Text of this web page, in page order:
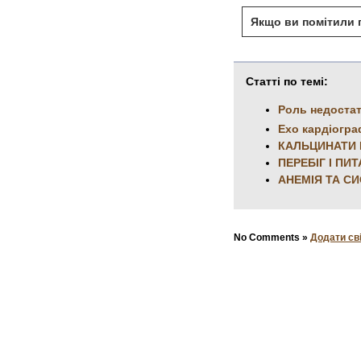
Якщо ви помітили
Статті по темі:
Роль
Ехо
КАЛЬЦИНАТИ
ПЕРЕБІГ І
АНЕМІЯ ТА
No Comments » Додати